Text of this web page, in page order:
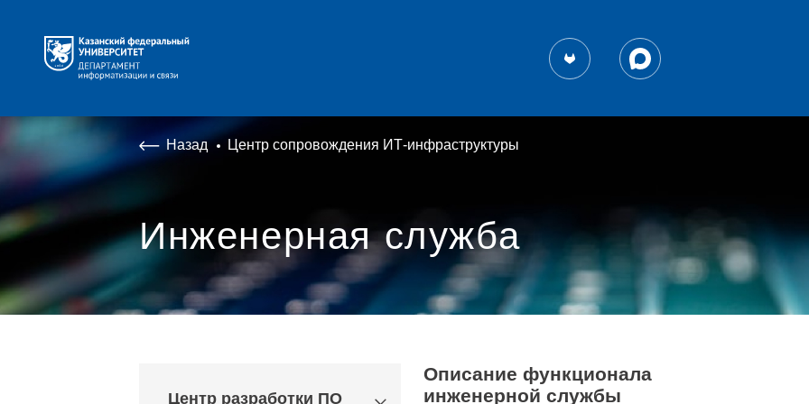
Назад Центр сопровождения ИТ-инфраструктуры
Инженерная служба
Центр разработки ПО
Описание функционала
инженерной службы